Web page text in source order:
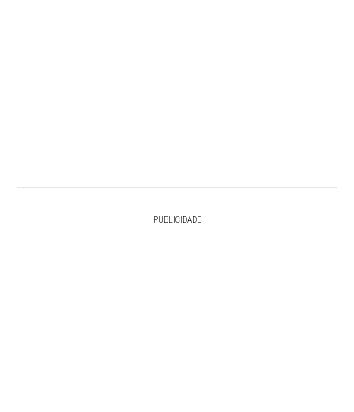
PUBLICIDADE